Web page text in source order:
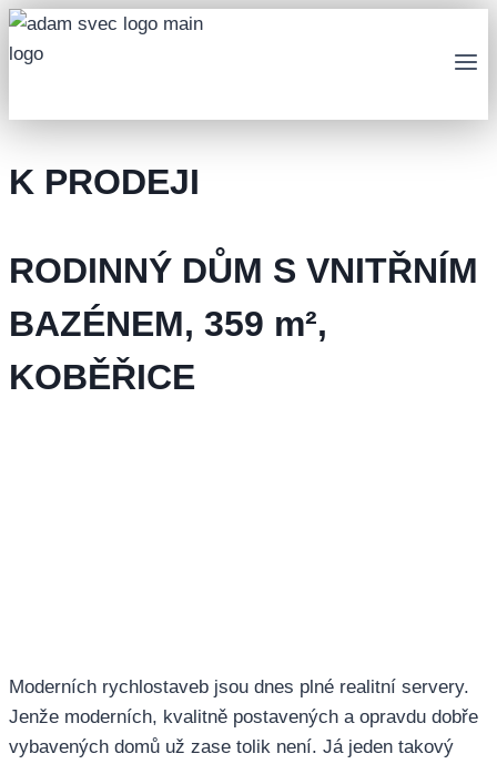
Přeskočit
na
K PRODEJI
RODINNÝ DŮM S VNITŘNÍM
BAZÉNEM, 359 m²,
KOBĚŘICE
Moderních rychlostaveb jsou dnes plné realitní servery.
Jenže moderních, kvalitně postavených a opravdu dobře
vybavených domů už zase tolik není. Já jeden takový